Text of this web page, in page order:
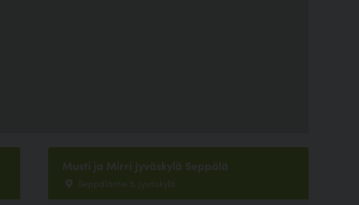
Musti ja Mirri Jyväskylä Seppälä
Seppäläntie 5, Jyväskylä